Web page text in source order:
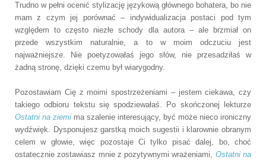
Trudno w pełni ocenić stylizację językową głównego bohatera, bo nie
mam z czym jej porównać – indywidualizacja postaci pod tym
względem to często niezłe schody dla autora – ale brzmiał on
przede wszystkim naturalnie, a to w moim odczuciu jest
najważniejsze. Nie poetyzowałaś jego słów, nie przesadziłaś w
żadną stronę, dzięki czemu był wiarygodny.
Pozostawiam Cię z moimi spostrzeżeniami – jestem ciekawa, czy
takiego odbioru tekstu się spodziewałaś. Po skończonej lekturze
Ostatni na ziemi ma szalenie interesujący, być może nieco ironiczny
wydźwięk. Dysponujesz garstką moich sugestii i klarownie obranym
celem w głowie, więc pozostaje Ci tylko pisać dalej, bo, choć
ostatecznie zostawiasz mnie z pozytywnymi wrażeniami, Ostatni na